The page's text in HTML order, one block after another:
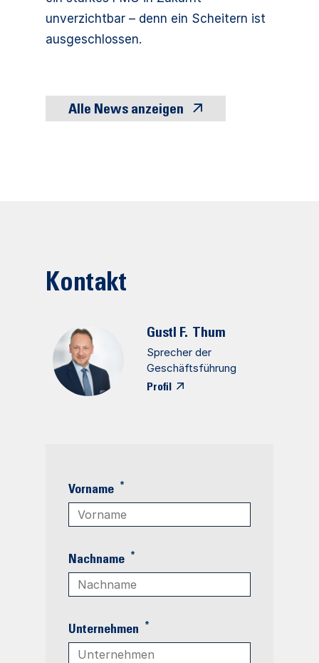
unverzichtbar – denn ein Scheitern ist
ausgeschlossen.
Alle News anzeigen
Kontakt
Gustl F. Thum
Sprecher der
Geschäftsführung
Profil
Vorname *
Nachname *
Unternehmen *